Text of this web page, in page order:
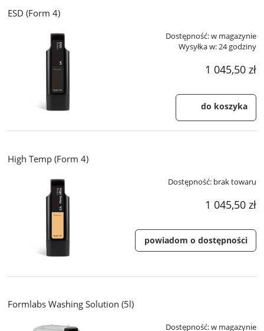
ESD (Form 4)
Dostępność:w magazynie
Wysyłka w:24 godziny
1 045,50 zł
do koszyka
High Temp (Form 4)
Dostępność: brak towaru
1 045,50 zł
powiadom o dostępności
Formlabs Washing Solution (5l)
Dostępność:w magazynie